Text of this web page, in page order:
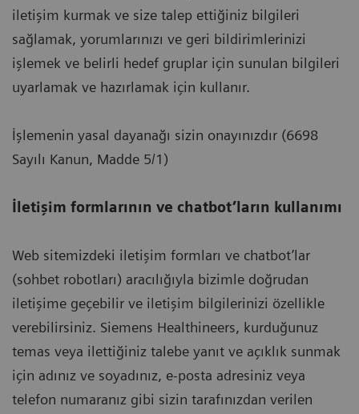
iletişim kurmak ve size talep ettiğiniz bilgileri
sağlamak, yorumlarınızı ve geri bildirimlerinizi
işlemek ve belirli hedef gruplar için sunulan bilgileri
uyarlamak ve hazırlamak için kullanır.
İşlemenin yasal dayanağı sizin onayınızdır (6698
Sayılı Kanun, Madde 5/1)
İletişim formlarının ve chatbot’ların kullanımı
Web sitemizdeki iletişim formları ve chatbot’lar
(sohbet robotları) aracılığıyla bizimle doğrudan
iletişime geçebilir ve iletişim bilgilerinizi özellikle
verebilirsiniz. Siemens Healthineers, kurduğunuz
temas veya ilettiğiniz talebe yanıt ve açıklık sunmak
için adınız ve soyadınız, e-posta adresiniz veya
telefon numaranız gibi sizin tarafınızdan verilen